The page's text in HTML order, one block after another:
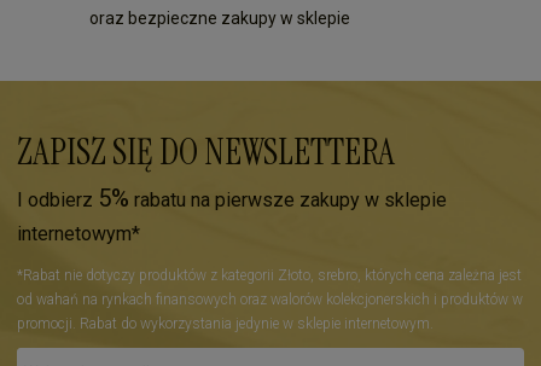
oraz bezpieczne zakupy w sklepie
ZAPISZ SIĘ DO NEWSLETTERA
I odbierz 5% rabatu na pierwsze zakupy w sklepie
internetowym*
*Rabat nie dotyczy produktów z kategorii Złoto, srebro, których cena zależna jest
od wahań na rynkach finansowych oraz walorów kolekcjonerskich i produktów w
promocji. Rabat do wykorzystania jedynie w sklepie internetowym.